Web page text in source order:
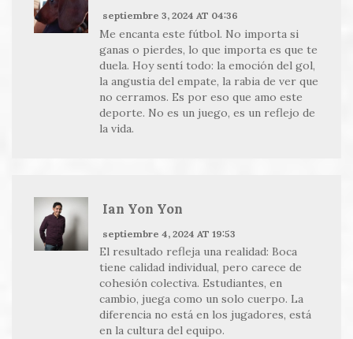
septiembre 3, 2024 AT 04:36
Me encanta este fútbol. No importa si
ganas o pierdes, lo que importa es que te
duela. Hoy sentí todo: la emoción del gol,
la angustia del empate, la rabia de ver que
no cerramos. Es por eso que amo este
deporte. No es un juego, es un reflejo de
la vida.
Ian Yon Yon
septiembre 4, 2024 AT 19:53
El resultado refleja una realidad: Boca
tiene calidad individual, pero carece de
cohesión colectiva. Estudiantes, en
cambio, juega como un solo cuerpo. La
diferencia no está en los jugadores, está
en la cultura del equipo.